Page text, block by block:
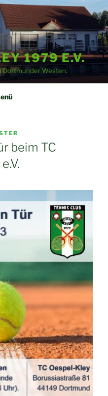
1979 E.V.
Dortmunder Westen.
beim TC